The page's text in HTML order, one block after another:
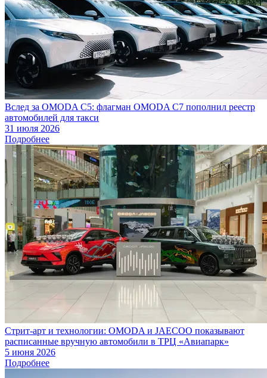
Вслед за OMODA C5: флагман OMODA C7 пополнил реестр
автомобилей для такси
31 июля 2026
Подробнее
Стрит-арт и технологии: OMODA и JAECOO показывают
расписанные вручную автомобили в ТРЦ «Авиапарк»
5 июня 2026
Подробнее